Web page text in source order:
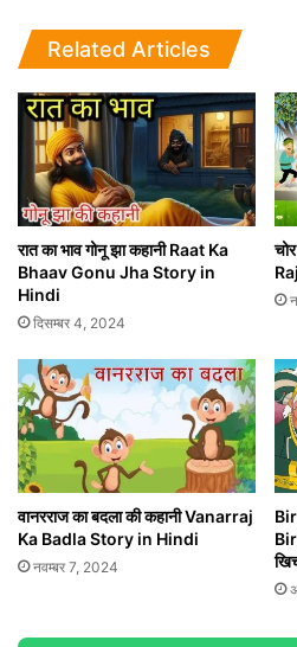
Related Articles
रात का भाव गोनू झा कहानी Raat Ka
Bhaav Gonu Jha Story in
Hindi
दिसम्बर 4, 2024
वानरराज का बदला की कहानी Vanarraj
Ka Badla Story in Hindi
नवम्बर 7, 2024